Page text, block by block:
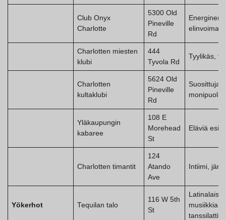
Club Onyx
Charlotte
5300 Old
Pineville
Rd
Energinen,
Charlotten miesten
klubi
444
Tyvola Rd
Tyylikäs,
Charlotten
kultaklubi
5624 Old
Pineville
Rd
Suosittuja,
Yläkaupungin
kabaree
108 E
Morehead
St
Eläviä
Charlotten timantit
124
Atando
Ave
Intiimi,
Yökerhot Tequilan talo
116 W 5th
St
Latinalaista
musiikkia,
tanssilattiat